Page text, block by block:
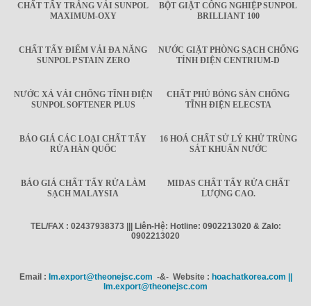
CHẤT TẨY TRẮNG VẢI SUNPOL
MAXIMUM-OXY
BỘT GIẶT CÔNG NGHIỆP SUNPOL
BRILLIANT 100
CHẤT TẨY ĐIỂM VẢI ĐA NĂNG
SUNPOL P STAIN ZERO
NƯỚC GIẶT PHÒNG SẠCH CHỐNG
TÍNH ĐIỆN CENTRIUM-D
NƯỚC XẢ VẢI CHỐNG TĨNH ĐIỆN
SUNPOL SOFTENER PLUS
CHẤT PHỦ BÓNG SÀN CHỐNG
TĨNH ĐIỆN ELECSTA
BÁO GIÁ CÁC LOẠI CHẤT TẨY
RỬA HÀN QUỐC
16 HOÁ CHẤT SỬ LÝ KHỬ TRÙNG
SÁT KHUẨN NƯỚC
BÁO GIÁ CHẤT TẨY RỬA LÀM
SẠCH MALAYSIA
MIDAS CHẤT TẨY RỬA CHẤT
LƯỢNG CAO.
TEL/FAX : 02437938373 ||| Liên-Hệ: Hotline: 0902213020 & Zalo:
0902213020
Email : Im.export@theonejsc.com -&- Website : hoachatkorea.com ||
Im.export@theonejsc.com